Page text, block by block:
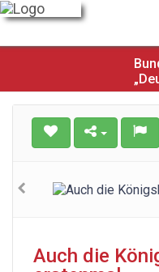
Auch die